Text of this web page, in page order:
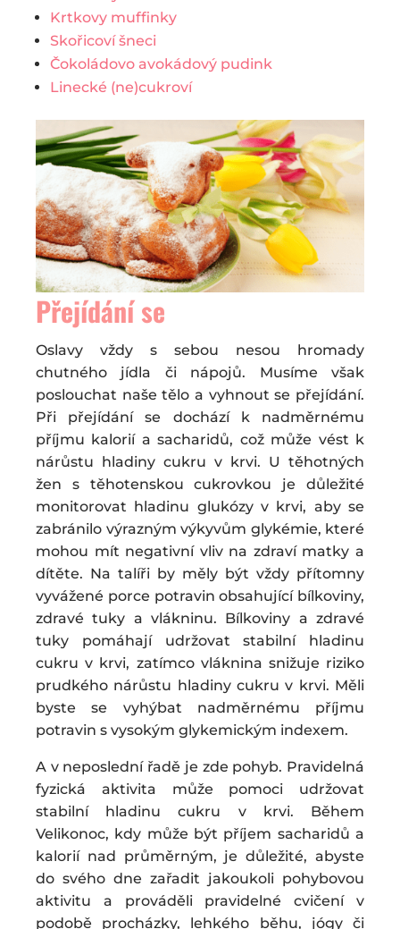
Krtkovy muffinky
Skořicoví šneci
Čokoládovo avokádový pudink
Linecké (ne)cukroví
Přejídání se
Oslavy vždy s sebou nesou hromady
chutného jídla či nápojů. Musíme však
poslouchat naše tělo a vyhnout se přejídání.
Při přejídání se dochází k nadměrnému
příjmu kalorií a sacharidů, což může vést k
nárůstu hladiny cukru v krvi. U těhotných
žen s těhotenskou cukrovkou je důležité
monitorovat hladinu glukózy v krvi, aby se
zabránilo výrazným výkyvům glykémie, které
mohou mít negativní vliv na zdraví matky a
dítěte. Na talíři by měly být vždy přítomny
vyvážené porce potravin obsahující bílkoviny,
zdravé tuky a vlákninu. Bílkoviny a zdravé
tuky pomáhají udržovat stabilní hladinu
cukru v krvi, zatímco vláknina snižuje riziko
prudkého nárůstu hladiny cukru v krvi. Měli
byste se vyhýbat nadměrnému příjmu
potravin s vysokým glykemickým indexem.
A v neposlední řadě je zde pohyb. Pravidelná
fyzická aktivita může pomoci udržovat
stabilní hladinu cukru v krvi. Během
Velikonoc, kdy může být příjem sacharidů a
kalorií nad průměrným, je důležité, abyste
do svého dne zařadit jakoukoli pohybovou
aktivitu a prováděli pravidelné cvičení v
podobě procházky, lehkého běhu, jógy či